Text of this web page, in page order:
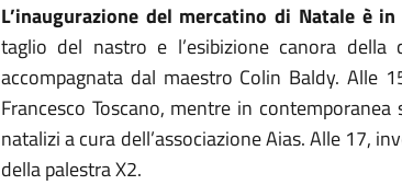
L’inaugurazione del mercatino di Natale è
taglio del nastro e l’esibizione canora della
accompagnata dal maestro Colin Baldy. Alle
Francesco Toscano, mentre in
natalizi a cura dell’associazione Aias. Alle 17,
della palestra X2.